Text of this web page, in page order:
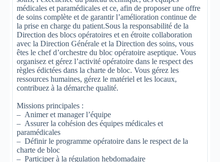
médicales et paramédicales et ce, afin de proposer une offre
de soins complète et de garantir l’amélioration continue de
la prise en charge du patient.Sous la responsabilité de la
Direction des blocs opératoires et en étroite collaboration
avec la Direction Générale et la Direction des soins, vous
êtes le chef d’orchestre du bloc opératoire aseptique. Vous
organisez et gérez l’activité opératoire dans le respect des
règles édictées dans la charte de bloc. Vous gérez les
ressources humaines, gérez le matériel et les locaux,
contribuez à la démarche qualité.
Missions principales :
– Animer et manager l’équipe
– Assurer la cohésion des équipes médicales et
paramédicales
– Définir le programme opératoire dans le respect de la
charte de bloc
– Participer à la régulation hebdomadaire